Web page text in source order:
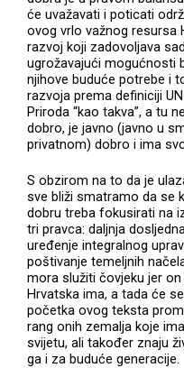
će uvažavati i poticati
ovog vrlo važnog resursa
razvoj koji zadovoljava
ugrožavajući mogućnosti
njihove buduće potrebe i
razvoja prema definiciji
Priroda “kao takva”, a tu
dobro, je javno (javno u
privatnom) dobro i ima
S obzirom na to da je
sve bliži smatramo da se
dobru treba fokusirati na
tri pravca: daljnja
uređenje integralnog
poštivanje temeljnih
mora služiti čovjeku jer
Hrvatska ima, a tada će
početka ovog teksta
rang onih zemalja koje
svijetu, ali također znaju
ga i za buduće generacije.